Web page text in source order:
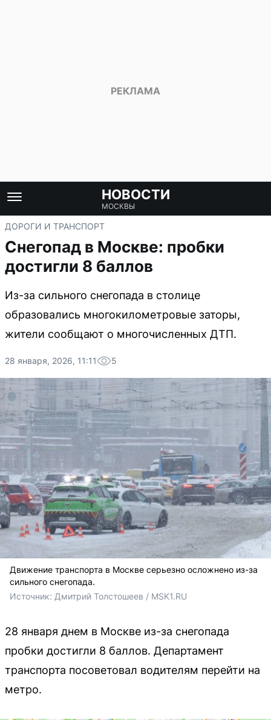
НОВОСТИ
МОСКВЫ
ДОРОГИ И ТРАНСПОРТ
Снегопад в Москве: пробки
достигли 8 баллов
Из-за сильного снегопада в столице
образовались многокилометровые заторы,
жители сообщают о многочисленных ДТП.
28 января, 2026, 11:11 5
Движение транспорта в Москве серьезно осложнено из-за
сильного снегопада.
Источник: Дмитрий Толстошеев / MSK1.RU
28 января днем в Москве из-за снегопада
пробки достигли 8 баллов. Департамент
транспорта посоветовал водителям перейти на
метро.